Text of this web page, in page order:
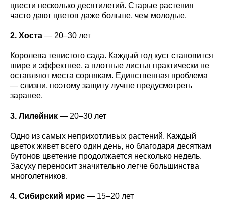
цвести несколько десятилетий. Старые растения
часто дают цветов даже больше, чем молодые.
2. Хоста — 20–30 лет
Королева тенистого сада. Каждый год куст становится
шире и эффектнее, а плотные листья практически не
оставляют места сорнякам. Единственная проблема
— слизни, поэтому защиту лучше предусмотреть
заранее.
3. Лилейник — 20–30 лет
Одно из самых неприхотливых растений. Каждый
цветок живет всего один день, но благодаря десяткам
бутонов цветение продолжается несколько недель.
Засуху переносит значительно легче большинства
многолетников.
4. Сибирский ирис — 15–20 лет